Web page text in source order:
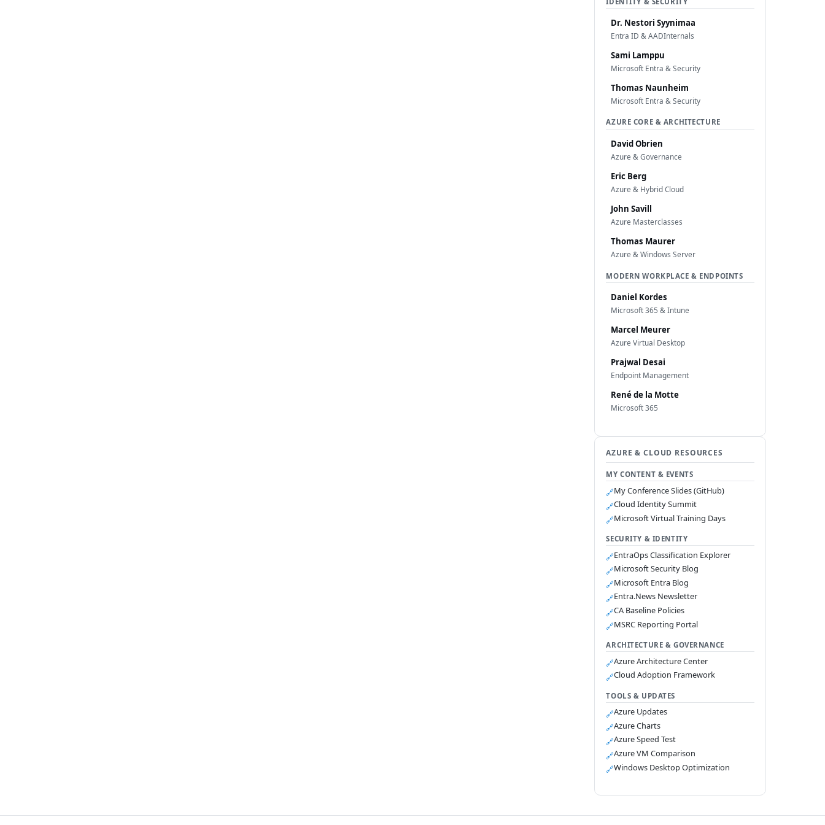
Dr. Nestori Syynimaa
Entra ID & AADInternals
Sami Lamppu
Microsoft Entra & Security
Thomas Naunheim
Microsoft Entra & Security
AZURE CORE & ARCHITECTURE
David Obrien
Azure & Governance
Eric Berg
Azure & Hybrid Cloud
John Savill
Azure Masterclasses
Thomas Maurer
Azure & Windows Server
MODERN WORKPLACE & ENDPOINTS
Daniel Kordes
Microsoft 365 & Intune
Marcel Meurer
Azure Virtual Desktop
Prajwal Desai
Endpoint Management
René de la Motte
Microsoft 365
AZURE & CLOUD RESOURCES
MY CONTENT & EVENTS
🔗My Conference Slides (GitHub)
🔗Cloud Identity Summit
🔗Microsoft Virtual Training Days
SECURITY & IDENTITY
🔗EntraOps Classification Explorer
🔗Microsoft Security Blog
🔗Microsoft Entra Blog
🔗Entra.News Newsletter
🔗CA Baseline Policies
🔗MSRC Reporting Portal
ARCHITECTURE & GOVERNANCE
🔗Azure Architecture Center
🔗Cloud Adoption Framework
TOOLS & UPDATES
🔗Azure Updates
🔗Azure Charts
🔗Azure Speed Test
🔗Azure VM Comparison
🔗Windows Desktop Optimization